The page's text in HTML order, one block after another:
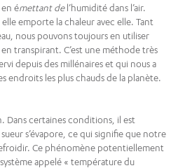
émettant del’humidité dans l’air.
emporte la chaleur avec elle. Tant
nous pouvons toujours en utiliser
transpirant. C’est une méthode très
depuis des millénaires et qui nous a
endroits les plus chauds de la planète.
Dans certaines conditions, il est
s’évapore, ce qui signifie que notre
Ce phénomène potentiellement
appelé « température du